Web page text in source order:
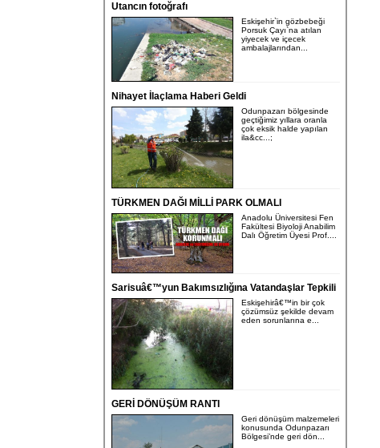
Utancın fotoğrafı
Eskişehir`in gözbebeği
Porsuk Çayı`na atılan
yiyecek ve içecek
ambalajlarından...
Nihayet İlaçlama Haberi Geldi
Odunpazarı bölgesinde
geçtiğimiz yıllara oranla
çok eksik halde yapılan
ila&cc...;
TÜRKMEN DAĞI MİLLİ PARK OLMALI
Anadolu Üniversitesi Fen
Fakültesi Biyoloji Anabilim
Dalı Öğretim Üyesi Prof....
Sarisuâ€™yun Bakımsızlığına Vatandaşlar Tepkili
Eskişehirâ€™in bir çok
çözümsüz şekilde devam
eden sorunlarına e...
GERİ DÖNÜŞÜM RANTI
Geri dönüşüm malzemeleri
konusunda Odunpazarı
Bölgesi’nde geri dön...